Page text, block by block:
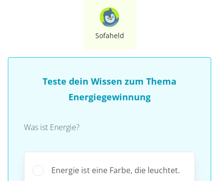
Sofaheld
Teste dein Wissen zum Thema
Energiegewinnung
Was ist Energie?
Energie ist eine Farbe, die leuchtet.